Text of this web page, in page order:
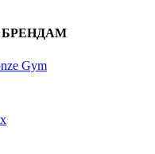
Gym